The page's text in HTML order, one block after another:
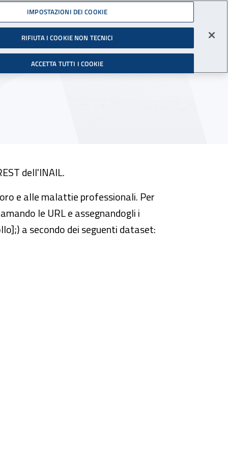
Infortuni sul Lavoro
Facebook - Sito esterno - apre una
X - Sito esterno - apre una
Instagram - Sito
Youtube - Sito
TikTok -
Avvia
Assistenza e supporto
dell'INAIL.
e alle malattie professionali. Per
le URL e assegnandogli i
a secondo dei seguenti dataset:
IMPOSTAZIONI DEI COOKIE
RIFIUTA I COOKIE NON TECNICI
ACCETTA TUTTI I COOKIE